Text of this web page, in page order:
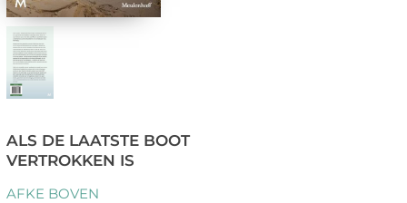
ALS DE LAATSTE BOOT
VERTROKKEN IS
AFKE BOVEN